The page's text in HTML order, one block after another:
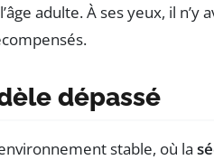
adulte. À ses yeux, il n’y
dépassé
stable, où la